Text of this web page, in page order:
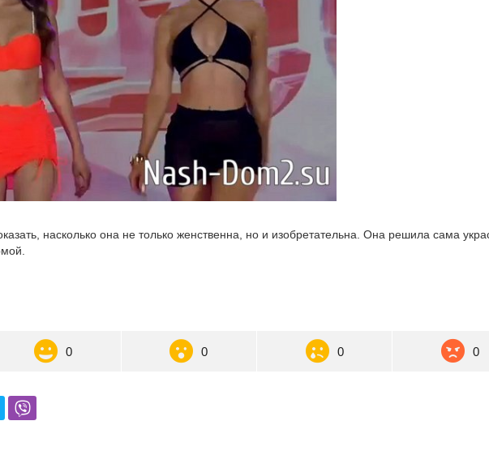
насколько она не только женственна, но и изобретательна. Она решила сама
0 0 0 0